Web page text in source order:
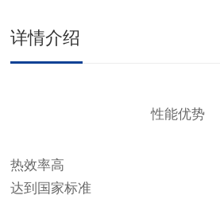
详情介绍
性能优势
热效率高
达到国家标准